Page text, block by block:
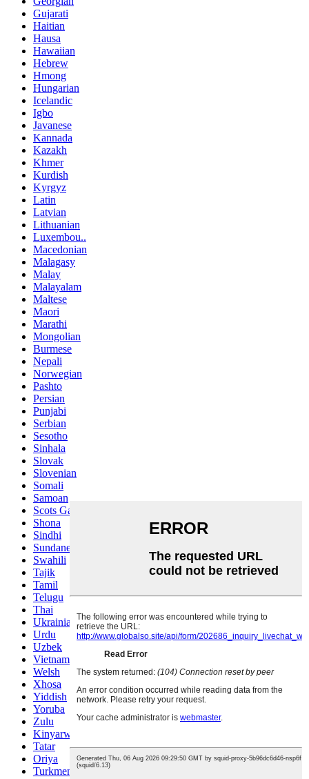
Gujarati
Haitian
Hausa
Hawaiian
Hebrew
Hmong
Hungarian
Icelandic
Igbo
Javanese
Kannada
Kazakh
Khmer
Kurdish
Kyrgyz
Latin
Latvian
Lithuanian
Luxembou..
Macedonian
Malagasy
Malay
Malayalam
Maltese
Maori
Marathi
Mongolian
Burmese
Nepali
Norwegian
Pashto
Persian
Punjabi
Serbian
Sesotho
Sinhala
Slovak
Slovenian
Somali
Samoan
Scots Gaelic
Shona
Sindhi
Sundanese
Swahili
Tajik
Tamil
Telugu
Thai
Ukrainian
Urdu
Uzbek
Vietnamese
Welsh
Xhosa
Yiddish
Yoruba
Zulu
Kinyarwanda
Tatar
Oriya
Turkmen